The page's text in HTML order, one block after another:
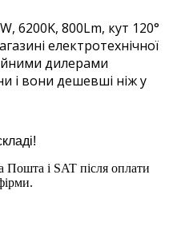
6200K, 800Lm, кут 120°
електротехнічної
дилерами
і вони дешевші ніж у
Пошта і SAT після оплати